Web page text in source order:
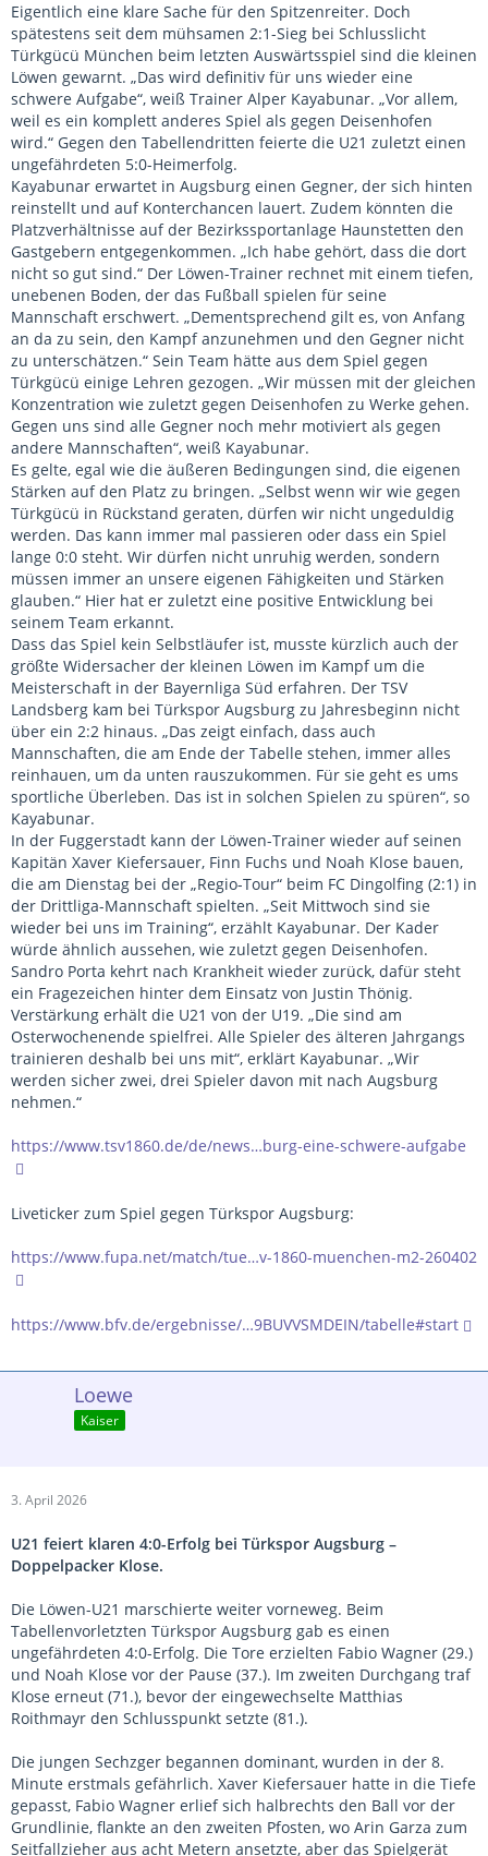
Eigentlich eine klare Sache für den Spitzenreiter. Doch
spätestens seit dem mühsamen 2:1-Sieg bei Schlusslicht
Türkgücü München beim letzten Auswärtsspiel sind die kleinen
Löwen gewarnt. „Das wird definitiv für uns wieder eine
schwere Aufgabe“, weiß Trainer Alper Kayabunar. „Vor allem,
weil es ein komplett anderes Spiel als gegen Deisenhofen
wird.“ Gegen den Tabellendritten feierte die U21 zuletzt einen
ungefährdeten 5:0-Heimerfolg.
Kayabunar erwartet in Augsburg einen Gegner, der sich hinten
reinstellt und auf Konterchancen lauert. Zudem könnten die
Platzverhältnisse auf der Bezirkssportanlage Haunstetten den
Gastgebern entgegenkommen. „Ich habe gehört, dass die dort
nicht so gut sind.“ Der Löwen-Trainer rechnet mit einem tiefen,
unebenen Boden, der das Fußball spielen für seine
Mannschaft erschwert. „Dementsprechend gilt es, von Anfang
an da zu sein, den Kampf anzunehmen und den Gegner nicht
zu unterschätzen.“ Sein Team hätte aus dem Spiel gegen
Türkgücü einige Lehren gezogen. „Wir müssen mit der gleichen
Konzentration wie zuletzt gegen Deisenhofen zu Werke gehen.
Gegen uns sind alle Gegner noch mehr motiviert als gegen
andere Mannschaften“, weiß Kayabunar.
Es gelte, egal wie die äußeren Bedingungen sind, die eigenen
Stärken auf den Platz zu bringen. „Selbst wenn wir wie gegen
Türkgücü in Rückstand geraten, dürfen wir nicht ungeduldig
werden. Das kann immer mal passieren oder dass ein Spiel
lange 0:0 steht. Wir dürfen nicht unruhig werden, sondern
müssen immer an unsere eigenen Fähigkeiten und Stärken
glauben.“ Hier hat er zuletzt eine positive Entwicklung bei
seinem Team erkannt.
Dass das Spiel kein Selbstläufer ist, musste kürzlich auch der
größte Widersacher der kleinen Löwen im Kampf um die
Meisterschaft in der Bayernliga Süd erfahren. Der TSV
Landsberg kam bei Türkspor Augsburg zu Jahresbeginn nicht
über ein 2:2 hinaus. „Das zeigt einfach, dass auch
Mannschaften, die am Ende der Tabelle stehen, immer alles
reinhauen, um da unten rauszukommen. Für sie geht es ums
sportliche Überleben. Das ist in solchen Spielen zu spüren“, so
Kayabunar.
In der Fuggerstadt kann der Löwen-Trainer wieder auf seinen
Kapitän Xaver Kiefersauer, Finn Fuchs und Noah Klose bauen,
die am Dienstag bei der „Regio-Tour“ beim FC Dingolfing (2:1) in
der Drittliga-Mannschaft spielten. „Seit Mittwoch sind sie
wieder bei uns im Training“, erzählt Kayabunar. Der Kader
würde ähnlich aussehen, wie zuletzt gegen Deisenhofen.
Sandro Porta kehrt nach Krankheit wieder zurück, dafür steht
ein Fragezeichen hinter dem Einsatz von Justin Thönig.
Verstärkung erhält die U21 von der U19. „Die sind am
Osterwochenende spielfrei. Alle Spieler des älteren Jahrgangs
trainieren deshalb bei uns mit“, erklärt Kayabunar. „Wir
werden sicher zwei, drei Spieler davon mit nach Augsburg
nehmen.“
https://www.tsv1860.de/de/news…burg-eine-schwere-aufgabe
Liveticker zum Spiel gegen Türkspor Augsburg:
https://www.fupa.net/match/tue…v-1860-muenchen-m2-260402
https://www.bfv.de/ergebnisse/…9BUVVSMDEIN/tabelle#start
Loewe
Kaiser
3. April 2026
U21 feiert klaren 4:0-Erfolg bei Türkspor Augsburg –
Doppelpacker Klose.
Die Löwen-U21 marschierte weiter vorneweg. Beim
Tabellenvorletzten Türkspor Augsburg gab es einen
ungefährdeten 4:0-Erfolg. Die Tore erzielten Fabio Wagner (29.)
und Noah Klose vor der Pause (37.). Im zweiten Durchgang traf
Klose erneut (71.), bevor der eingewechselte Matthias
Roithmayr den Schlusspunkt setzte (81.).
Die jungen Sechzger begannen dominant, wurden in der 8.
Minute erstmals gefährlich. Xaver Kiefersauer hatte in die Tiefe
gepasst, Fabio Wagner erlief sich halbrechts den Ball vor der
Grundlinie, flankte an den zweiten Pfosten, wo Arin Garza zum
Seitfallzieher aus acht Metern ansetzte, aber das Spielgerät